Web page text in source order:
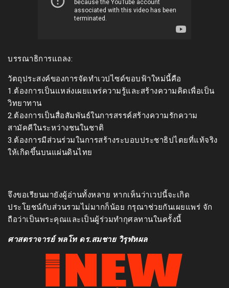
บรรณาธิการแถลง:
วัตถุประสงค์ของการจัดทำเวปไซด์ขอบฟ้าใหม่นี้คือ
1.ต้องการเป็นแหล่งเผยแพร่ความรู้และสร้างความคิดเพื่อเป็น
วิทยาทาน
2.ต้องการเป็นสื่อสัมพันธ์ในการสรรค์สร้างความรักความ
สามัคคีในระหว่างชนในชาติ
3.ต้องการมีส่วนร่วมในการสร้างระบอบประชาธิปไตยที่แท้จริง
ให้เกิดขึ้นบนแผ่นดินไทย
จึงขอเรียนมายังผู้อ่านทั้งหลาย หากเห็นว่าเวปนี้จะเกิด
ประโยชน์กับส่วนรวมไม่มากก็น้อย กรุณาช่วยกันเผยแพร่ จัก
ถือว่าเป็นพระคุณและเป็นผู้ร่วมทำกุศลทานในครั้งนี้
ศาสตราจารย์ พลโท ดร.สมชาย วิรุฬหผล